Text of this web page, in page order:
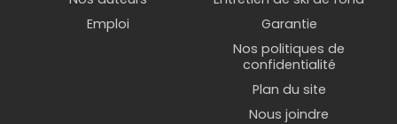
Emploi
Garantie
Nos politiques de
confidentialité
Plan du site
Nous joindre